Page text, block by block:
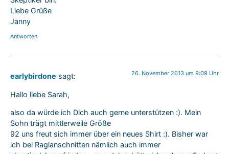
Liebe Grüße
Janny
Antworten
earlybirdone sagt: 26. November 2013 um 9:09 Uhr
Hallo liebe Sarah,
also da würde ich Dich auch gerne unterstützen :). Mein
Sohn trägt mittlerweile Größe
92 uns freut sich immer über ein neues Shirt :). Bisher war
ich bei Raglanschnitten nämlich auch immer